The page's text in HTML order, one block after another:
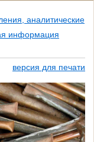
аналитические
информация
версия для печати